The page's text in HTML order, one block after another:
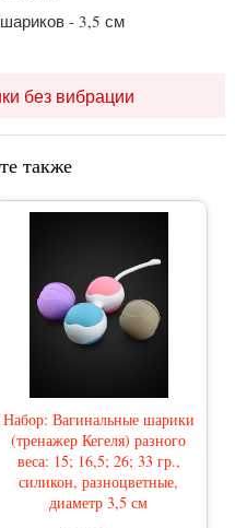
- 3,5 см
без вибрации
также
Набор: Вагинальные шарики
(тренажер Кегеля) разного
веса: 15; 16,5; 26; 33 гр.,
силикон, разноцветные,
диаметр 3,5 см